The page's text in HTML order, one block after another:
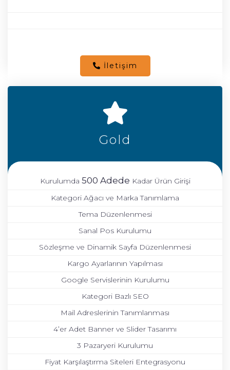
İletişim
Gold
Kurulumda 500 Adede Kadar Ürün Girişi
Kategori Ağacı ve Marka Tanımlama
Tema Düzenlenmesi
Sanal Pos Kurulumu
Sözleşme ve Dinamik Sayfa Düzenlenmesi
Kargo Ayarlarının Yapılması
Google Servislerinin Kurulumu
Kategori Bazlı SEO
Mail Adreslerinin Tanımlanması
4’er Adet Banner ve Slider Tasarımı
3 Pazaryeri Kurulumu
Fiyat Karşılaştırma Siteleri Entegrasyonu